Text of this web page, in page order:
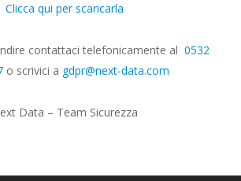
Clicca qui per scaricarla
contattaci telefonicamente al0532
o scrivici a gdpr@next-data.com
Data – Team Sicurezza